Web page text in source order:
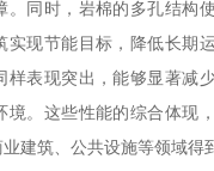
。同时，岩棉的多孔结构
实现节能目标，降低长期
样表现突出，能够显著减
境。这些性能的综合体现
建筑、公共设施等领域得